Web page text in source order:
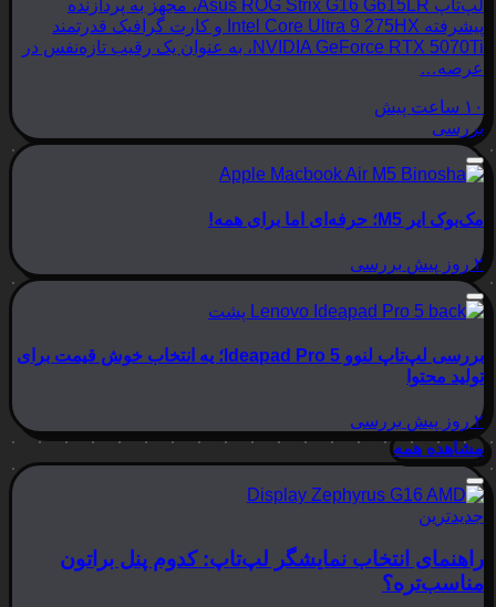
لپ‌تاپ Asus ROG Strix G16 G615LR، مجهز به پردازنده
پیشرفته Intel Core Ultra 9 275HX و کارت گرافیک قدرتمند
NVIDIA GeForce RTX 5070Ti، به عنوان یک رقیب تازه‌نفس در
عرصه…
۱۰ ساعت پیش
بررسی
مک‌بوک ایر M5؛ حرفه‌ای اما برای همه!
۲ روز پیش بررسی
بررسی لپ‌تاپ لنوو Ideapad Pro 5؛ یه انتخاب خوش قیمت برای
تولید محتوا
۲ روز پیش
بررسی
مشاهده همه
جدیدترین
راهنمای انتخاب نمایشگر لپ‌تاپ: کدوم پنل براتون
مناسب‌تره؟